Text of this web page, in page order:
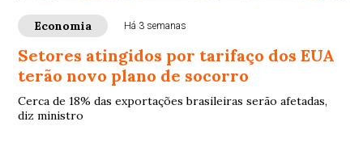
Economia Há 3 semanas
Setores atingidos por tarifaço dos EUA
terão novo plano de socorro
Cerca de 18% das exportações brasileiras serão afetadas,
diz ministro